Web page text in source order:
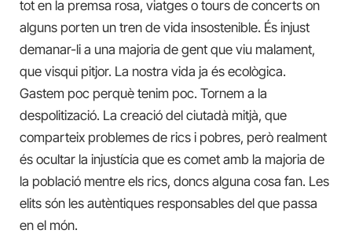
tot en la premsa rosa, viatges o tours de concerts on
alguns porten un tren de vida insostenible. És injust
demanar-li a una majoria de gent que viu malament,
que visqui pitjor. La nostra vida ja és ecològica.
Gastem poc perquè tenim poc. Tornem a la
despolitizació. La creació del ciutadà mitjà, que
comparteix problemes de rics i pobres, però realment
és ocultar la injustícia que es comet amb la majoria de
la població mentre els rics, doncs alguna cosa fan. Les
elits són les autèntiques responsables del que passa
en el món.